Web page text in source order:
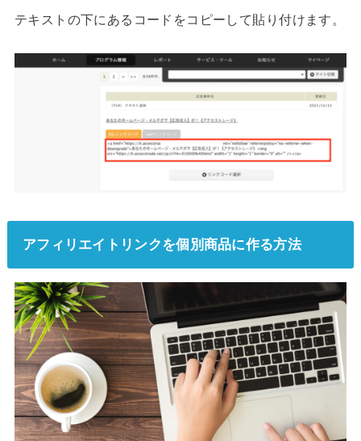
テキストの下にあるコードをコピーして貼り付けます。
アフィリエイトリンクを個別商品に作る方法